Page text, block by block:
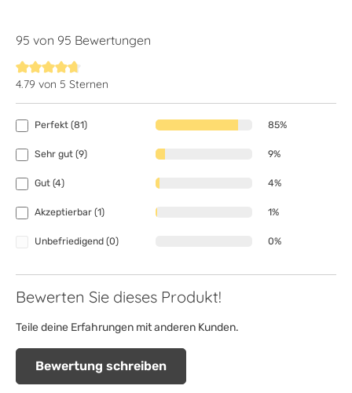
95 von 95 Bewertungen
Durchschnittliche Bewertung von 4.7 von 5 Sternen
4.79 von 5 Sternen
Perfekt (81) 85%
Sehr gut (9) 9%
Gut (4) 4%
Akzeptierbar (1) 1%
Unbefriedigend (0) 0%
Bewerten Sie dieses Produkt!
Teile deine Erfahrungen mit anderen Kunden.
Bewertung schreiben